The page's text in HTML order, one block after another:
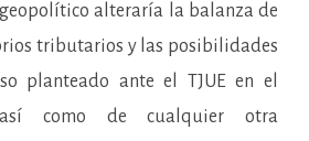
alteraría la balanza de
tributarios y las posibilidades
planteado ante el TJUE en el
como de cualquier otra